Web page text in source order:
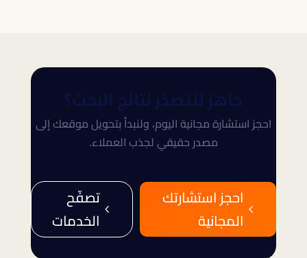
جاهز لتتصدّر نتائج البحث؟
احجز استشارة مجانية اليوم، ولنبدأ بتحويل موقعك إلى
مصدر حقيقي لجذب العملاء.
4 احجز استشارتك
المجانية
4 تصفّح
الخدمات